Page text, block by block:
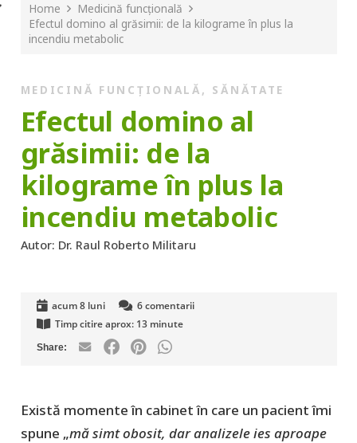
Home
Medicină funcțională
Efectul domino al grăsimii: de la kilograme în plus la
incendiu metabolic
MEDICINĂ FUNCȚIONALĂ , SĂNĂTATE
Efectul domino al
grăsimii: de la
kilograme în plus la
incendiu metabolic
Autor: Dr. Raul Roberto Militaru
acum 8 luni 6comentarii
Timp citire aprox: 13 minute
Există momente în cabinet în care un pacient îmi
spune „mă simt obosit, dar analizele ies aproape